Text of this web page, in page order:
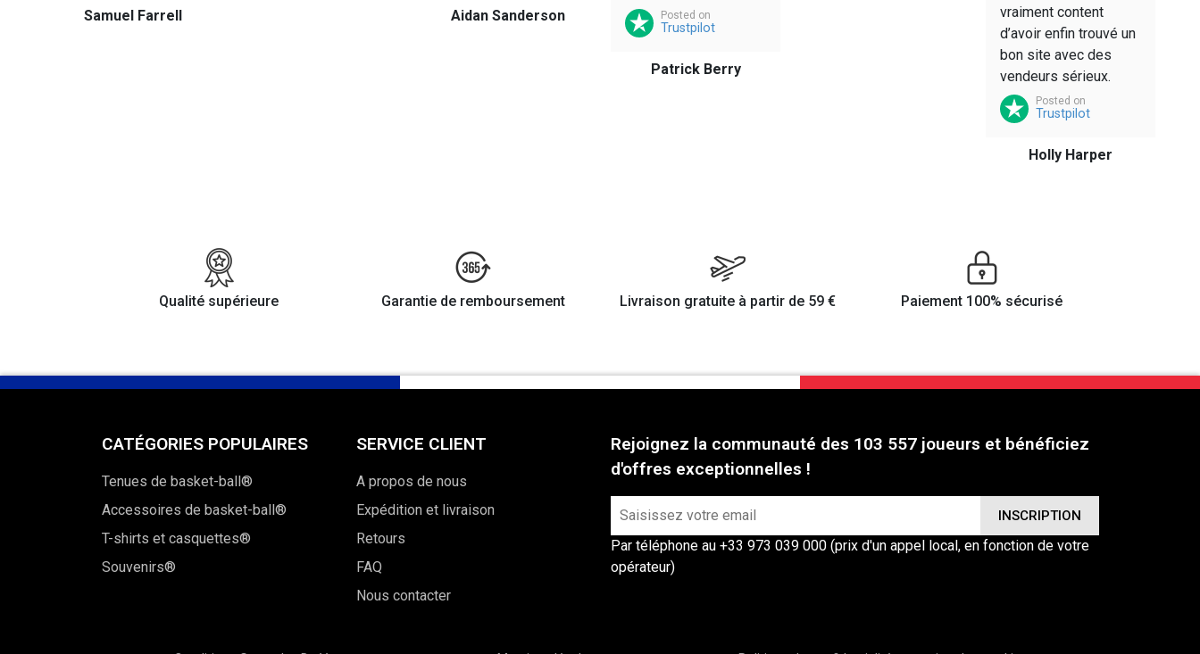
Samuel Farrell Aidan Sanderson Posted on
Trustpilot
Patrick Berry
vraiment content
d’avoir enfin trouvé un
bon site avec des
vendeurs sérieux.
Posted on
Trustpilot
Holly Harper
Qualité supérieure Garantie de remboursement Livraison gratuite à partir de 59 € Paiement 100% sécurisé
CATÉGORIES POPULAIRES
Tenues de basket-ball®
Accessoires de basket-ball®
T-shirts et casquettes®
Souvenirs®
SERVICE CLIENT
A propos de nous
Expédition et livraison
Retours
FAQ
Nous contacter
Rejoignez la communauté des 103 557 joueurs et bénéficiez
d'offres exceptionnelles !
Par téléphone au +33 973 039 000 (prix d'un appel local, en fonction de votre
opérateur)